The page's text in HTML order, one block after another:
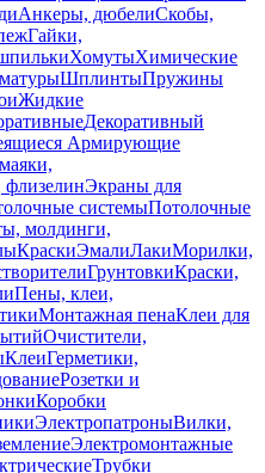
Анкеры, дюбелиСкобы,
Гайки,
ХомутыХимические
ШплинтыПружины
Жидкие
Декоративный
Армирующие
флизелинЭкраны для
системыПотолочные
молдинги,
КраскиЭмалиЛакиМорилки,
ГрунтовкиКраски,
Пены, клеи,
Монтажная пенаКлеи для
Очистители,
КлеиГерметики,
Розетки и
Коробки
ЭлектропатроныВилки,
Электромонтажные
Трубки